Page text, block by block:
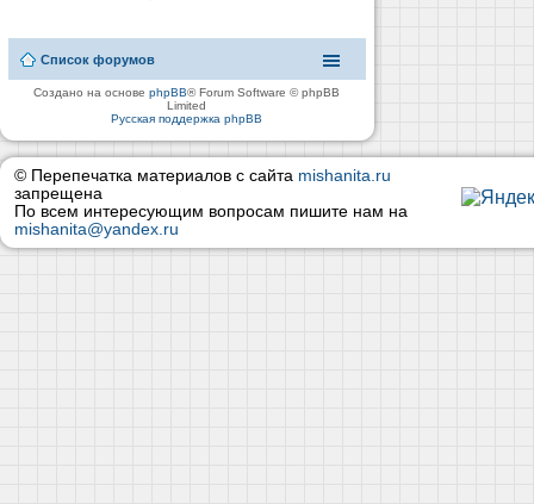
Список форумов
Создано на основеphpBB® Forum Software © phpBB
Limited
Русская поддержка phpBB
© Перепечатка материалов с сайта mishanita.ru
запрещена
По всем интересующим вопросам пишите нам на
mishanita@yandex.ru